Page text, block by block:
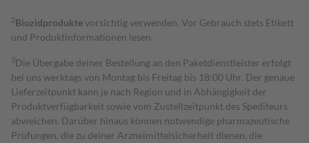
2Biozidproduktevorsichtig verwenden. Vor Gebrauch stets Etikett
und Produktinformationen lesen.
3Die Übergabe deiner Bestellung an den Paketdienstleister erfolgt
bei uns werktags von Montag bis Freitag bis 18:00 Uhr. Der genaue
Lieferzeitpunkt kann je nach Region und in Abhängigkeit der
Produktverfügbarkeit sowie vom Zustellzeitpunkt des Spediteurs
abweichen. Darüber hinaus können notwendige pharmazeutische
Prüfungen, die zu deiner Arzneimittelsicherheit dienen, die